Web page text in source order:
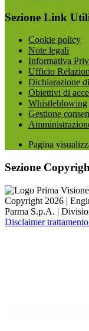
Sezione Link
Cookie policy
Note legali
Informativa
Ufficio
Dichiarazione
Obiettivi di
Whistleblowing
Gestione
Pagina
Sezione
Copyright 2026 |
Parma S.p.A. |
Disclaimer